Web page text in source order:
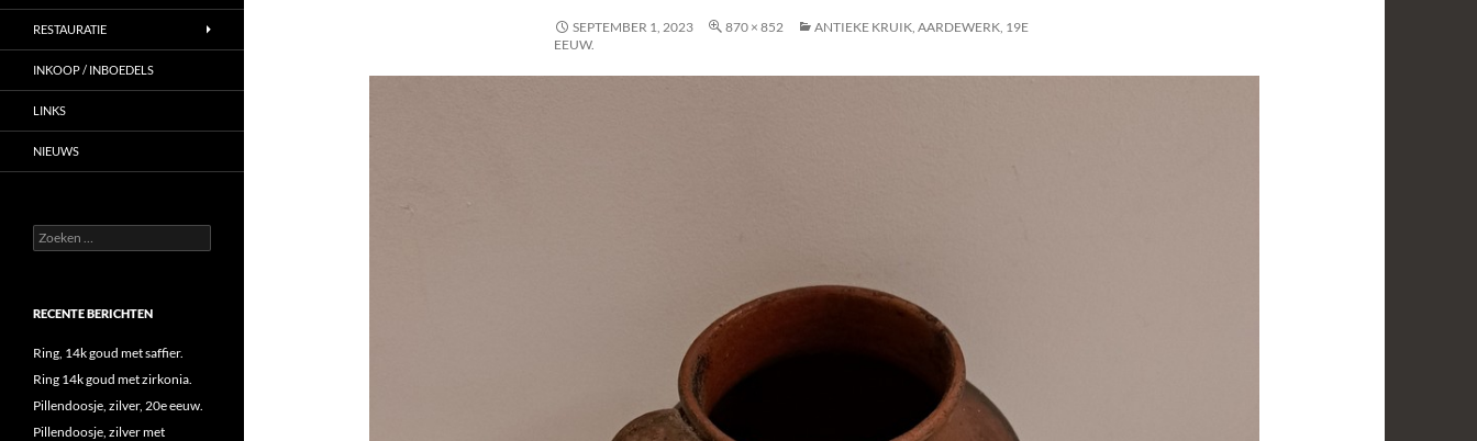
SEPTEMBER 1, 2023 870 × 852
ANTIEKE KRUIK, AARDEWERK, 19E
EEUW.
RESTAURATIE
INKOOP / INBOEDELS
LINKS
NIEUWS
Zoeken
naar:
RECENTE BERICHTEN
Ring, 14k goud met saffier.
Ring 14k goud met zirkonia.
Pillendoosje, zilver, 20e eeuw.
Pillendoosje, zilver met